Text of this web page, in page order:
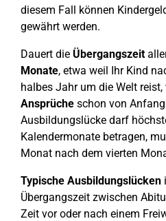
diesem Fall können
gewährt werden.
Dauert die Übergangszeit
Monate, etwa weil Ihr Kind
halbes Jahr um die Welt reist,
Ansprüche schon von
Ausbildungslücke darf
Kalendermonate betragen,
Monat nach dem vierten
Typische Ausbildungslücken
Übergangszeit zwischen
Zeit vor oder nach einem